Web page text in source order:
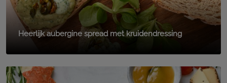
Heerlijk aubergine spread met kruidendressing